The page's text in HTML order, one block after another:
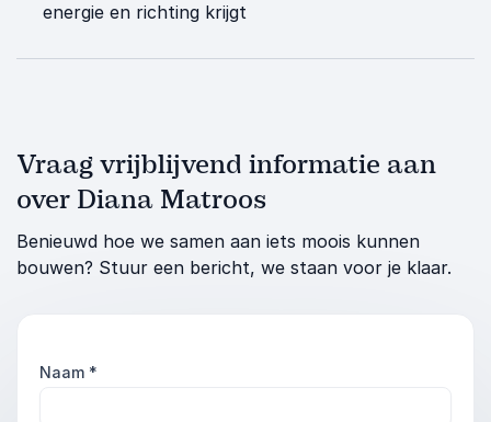
energie en richting krijgt
Vraag vrijblijvend informatie aan
over Diana Matroos
Benieuwd hoe we samen aan iets moois kunnen
bouwen? Stuur een bericht, we staan voor je klaar.
Naam *